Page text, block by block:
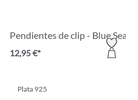
Pendientes de clip - Blue Sea
12,95 €*
Plata 925